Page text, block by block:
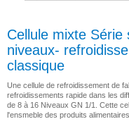
Cellule mixte
niveaux-
classique
Une cellule de refroidissement de
refroidissements rapide dans les
de 8 à 16 Niveaux GN 1/1. Cette
l'ensmeble des produits alimentaires.